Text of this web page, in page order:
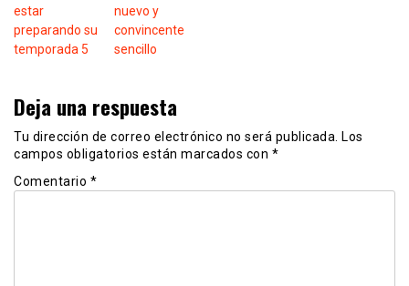
estar
preparando su
temporada 5
nuevo y
convincente
sencillo
Deja una respuesta
Tu dirección de correo electrónico no será publicada.
Los
campos obligatorios están marcados con *
Comentario *